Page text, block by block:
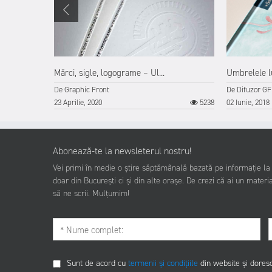
Mărci, sigle, logograme – Ul...
DeGraphic Front
23 Aprilie, 2020
5238
Umbrelele
De Difuzor GF
02 Iunie, 2018
Abonează-te la newsleterul nostru!
Vei primi în medie o știre săptămânală bazată pe informație
doar din București ci și din alte orașe. De crezi că ai un
să ne scrii. Mulțumim!
Sunt de acord cu termenii și condițiile din website și